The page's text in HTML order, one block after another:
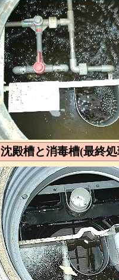
沈殿槽と消毒槽(最終